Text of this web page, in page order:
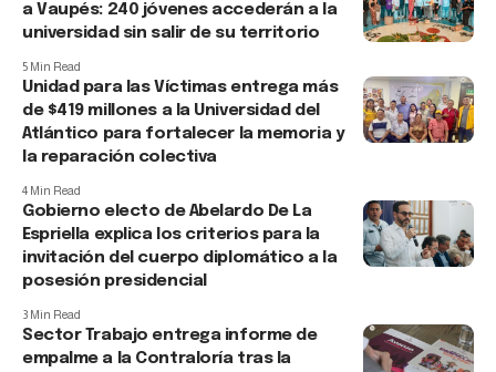
a Vaupés: 240 jóvenes accederán a la
universidad sin salir de su territorio
5 Min Read
Unidad para las Víctimas entrega más
de $419 millones a la Universidad del
Atlántico para fortalecer la memoria y
la reparación colectiva
4 Min Read
Gobierno electo de Abelardo De La
Espriella explica los criterios para la
invitación del cuerpo diplomático a la
posesión presidencial
3 Min Read
Sector Trabajo entrega informe de
empalme a la Contraloría tras la